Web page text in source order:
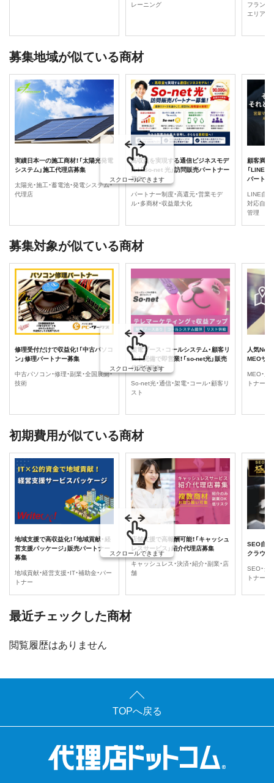
レーニング
フランチ
エリア独
募集地域が似ている商材
実績日本一の施工商材！「太陽光発電
システム」施工代理店募集
太陽光・施工・蓄電池・発電システム・
代理店
高収益を実現する通信ビジネスモデ
ル！「So-net 光」訪問販売パートナー
募集
パートナー制度・高還元・営業モデ
ル・多商材・収益最大化
顧客満足
「LINE
パートナ
LINE自動
対応自動
管理
スクロールできます
募集対象が似ている商材
修理受付だけで収益化！「中古パソコ
ン」修理パートナー募集
中古パソコン・修理・副業・全国展開・
技術
架電ブース・コールシステム・顧客リ
スト完備で即営業！「so-net光」販売
代理店募集
So-net光・通信・架電・コール・顧客リ
スト
人気No.1
MEOサ
MEO・成
トナー
スクロールできます
初期費用が似ている商材
地域支援で高収益化！「地域貢献・経
営支援パッケージ」販売パートナー
募集
地域貢献・経営支援・IT・補助金・パー
トナー
店舗支援で高報酬可能！「キャッシュ
レスサービス」紹介代理店募集
キャッシュレス・決済・紹介・副業・店
舗
SEO自動
クラウド
SEO・ク
トナー
スクロールできます
最近チェックした商材
閲覧履歴はありません
TOPへ戻る